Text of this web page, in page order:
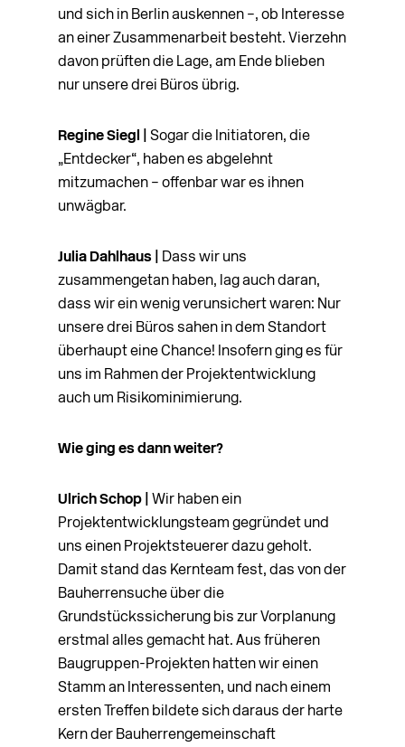
und sich in Berlin auskennen –, ob Interesse
an einer Zusammen­arbeit besteht. Vierzehn
davon prüften die Lage, am Ende blieben
nur unsere drei Büros übrig.
Regine Siegl |
Sogar die Initiatoren, die
„Entdecker“, haben es abgelehnt
mitzumachen – offenbar war es ihnen
unwägbar.
Julia Dahlhaus |
Dass wir uns
zusammengetan haben, lag auch daran,
dass wir ein wenig verunsichert waren: Nur
unsere drei Büros sahen in dem Standort
überhaupt eine Chance! Insofern ging es für
uns im Rahmen der Projektentwicklung
auch um Risikominimierung.
Wie ging es dann weiter?
Ulrich Schop |
Wir haben ein
Projektentwicklungsteam gegründet und
uns einen Projekt­steuerer dazu geholt.
Damit stand das Kernteam fest, das von der
Bauherrensuche über die
Grundstückssicherung bis zur Vorplanung
erstmal alles gemacht hat. Aus früheren
Baugruppen-Projekten hatten wir einen
Stamm an Interessenten, und nach einem
ersten Treffen bildete sich daraus der harte
Kern der Bauherrengemeinschaft